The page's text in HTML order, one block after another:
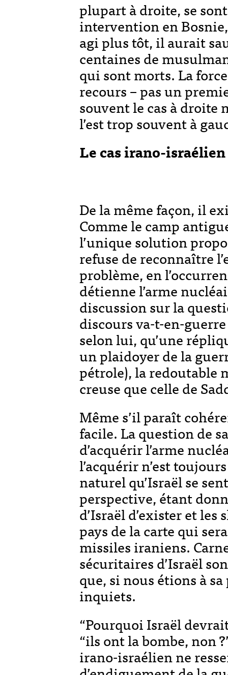
plupart à droite, se
intervention en
agi plus tôt, il aurait
centaines de
qui sont morts. La
recours – pas un
souvent le cas à droite
l’est trop souvent à
Le cas irano-israélien
De la même façon, il
Comme le camp
l’unique solution
refuse de reconnaître
problème, en
détienne l’arme
discussion sur la
discours va-t-en-
selon lui, qu’une
un plaidoyer de la
pétrole), la redoutable
creuse que celle de
Même s’il paraît
facile. La question de
d’acquérir l’arme
l’acquérir n’est
naturel qu’Israël se
perspective, étant
d’Israël d’exister et
pays de la carte qui
missiles iraniens.
sécuritaires d’Israël
que, si nous étions à
inquiets.
“Pourquoi Israël
“ils ont la bombe, non
irano-israélien ne